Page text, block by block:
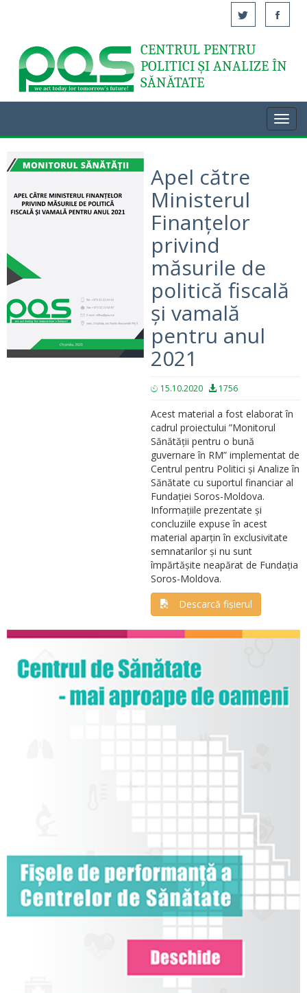
Acasă
CENTRUL PENTRU
POLITICI ȘI ANALIZE ÎN
SĂNĂTATE
Apel către
Ministerul
Finanțelor
privind
măsurile de
politică fiscală
și vamală
pentru anul
2021
15.10.2020 1756
Acest material a fost elaborat în
cadrul proiectului ”Monitorul
Sănătății pentru o bună
guvernare în RM” implementat de
Centrul pentru Politici și Analize în
Sănătate cu suportul financiar al
Fundației Soros-Moldova.
Informațiile prezentate și
concluziile expuse în acest
material aparțin în exclusivitate
semnatarilor și nu sunt
împărtășite neapărat de Fundația
Soros-Moldova.
Descarcă fișierul